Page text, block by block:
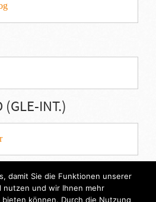
(GLE-INT.)
damit Sie die Funktionen unserer
nutzen und wir Ihnen mehr
können. Durch die Nutzung